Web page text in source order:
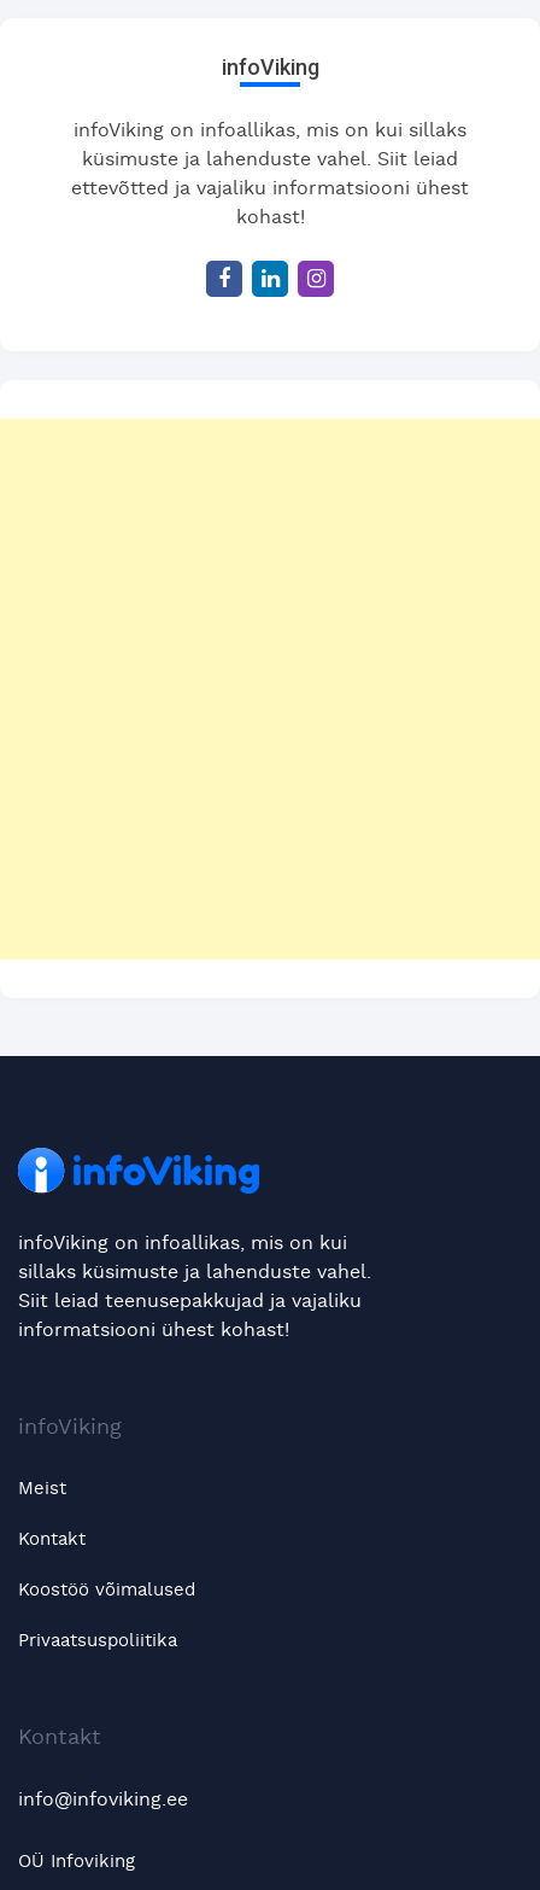
infoViking
infoViking on infoallikas, mis on kui sillaks
küsimuste ja lahenduste vahel. Siit leiad
ettevõtted ja vajaliku informatsiooni ühest
kohast!
infoViking on infoallikas, mis on kui
sillaks küsimuste ja lahenduste vahel.
Siit leiad teenusepakkujad ja vajaliku
informatsiooni ühest kohast!
infoViking
Meist
Kontakt
Koostöö võimalused
Privaatsuspoliitika
Kontakt
info@infoviking.ee
OÜ Infoviking